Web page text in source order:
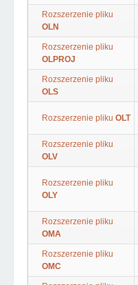
Rozszerzenie pliku
OLN
Rozszerzenie pliku
OLPROJ
Rozszerzenie pliku
OLS
Rozszerzenie pliku OLT
Rozszerzenie pliku
OLV
Rozszerzenie pliku
OLY
Rozszerzenie pliku
OMA
Rozszerzenie pliku
OMC